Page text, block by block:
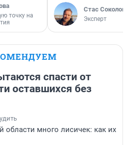
точку на
Стас Соколов
Эксперт
спасти от
оставшихся без
области много лисичек: как их